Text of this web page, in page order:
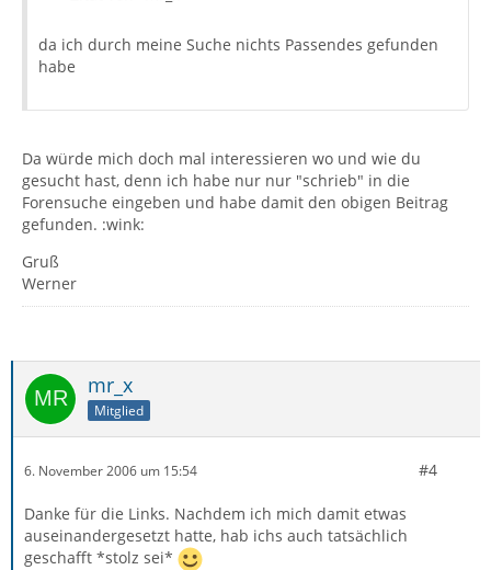
da ich durch meine Suche nichts Passendes gefunden
habe
Da würde mich doch mal interessieren wo und wie du
gesucht hast, denn ich habe nur nur "schrieb" in die
Forensuche eingeben und habe damit den obigen Beitrag
gefunden. :wink:
Gruß
Werner
mr_x
Mitglied
6. November 2006 um 15:54 #4
Danke für die Links. Nachdem ich mich damit etwas
auseinandergesetzt hatte, hab ichs auch tatsächlich
geschafft *stolz sei*